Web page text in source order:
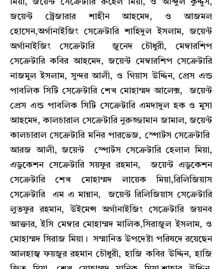
মিয়া, জয়েন্ট সেক্রেটারি রুহেল মিয়া, ও আব্দুল কুদ্দুস,
জয়েন্ট ট্রেজারার শাহীন আহমেদ, ও আজমল
হোসেন,অর্গানাইজিং সেক্রেটারি শাহিদুল ইসলাম, জয়েন্ট
অর্গানাইজিং সেক্রেটারি জুনেদ চৌধুরী, মেম্বারশিপ
সেক্রেটারি কবির আহমেদ, জয়েন্ট মেম্বারশিপ সেক্রেটারি
নাজমুল ইসলাম, সুন্দর আলী, ও গিয়াস উদ্দিন, প্রেস এন্ড
পাবলিক সিটি সেক্রেটারি শেখ মোহাম্মদ আলেক্স, জয়েন্ট
প্রেস এন্ড পাবলিক সিটি সেক্রেটারি এমদাদুল হক ও মুসা
আহমেদ, কালচারাল সেক্রেটারি নুরুজ্জামান জামাল, জয়েন্ট
কালচারাল সেক্রেটারি মনির পারভেজ, স্পোর্টস সেক্রেটারি
আরজ আলী, জয়েন্ট স্পোর্টস সেক্রেটারি হেলাল মিয়া,
এডুকেশন সেক্রেটারি সয়ফুর রহমান, জয়েন্ট এডুকেশন
সেক্রেটারি শেখ মোহাম্মদ লায়েক মিয়া,রিলিজিয়াস
সেক্রেটারি এম এ মান্নান, জয়েন্ট রিলিজিয়াস সেক্রেটারি
লুতফুর রহমান, উইমেন্স অর্গানাইজিং সেক্রেটারি জয়নব
আক্তার, ইসি মেম্বার মোহাম্মদ মালিক,সিরাজুল ইসলাম, ও
মোহাম্মদ সিরাজ মিয়া। সম্মানিত উপদেষ্টা পরিষদে রয়েছেন
আলহাজ্ব ফয়জুর রহমান চৌধুরী, হাজি কবির উদ্দিন, হাজি